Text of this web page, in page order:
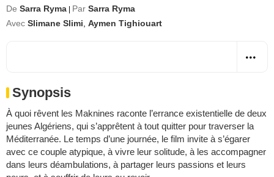
De Sarra Ryma Par Sarra Ryma
Avec Slimane Slimi Aymen Tighiouart
Synopsis
À quoi rêvent les Maknines raconte l’errance existentielle de deux
jeunes Algériens, qui s’apprêtent à tout quitter pour traverser la
Méditerranée. Le temps d’une journée, le film invite à s’égarer
avec ce couple atypique, à vivre leur solitude, à les accompagner
dans leurs déambulations, à partager leurs passions et leurs